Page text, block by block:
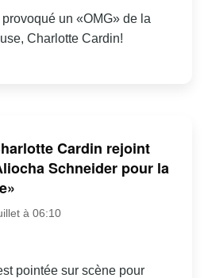
un «OMG» de la
Charlotte Cardin!
Cardin rejoint
Schneider pour la
à 06:10
pointée sur scène pour